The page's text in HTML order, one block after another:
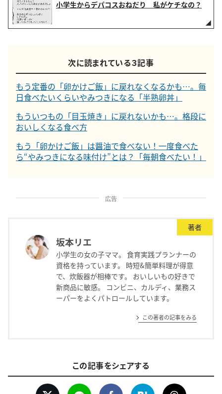
小学生からデパコスおねだり 私がケチなの？
次に読まれている３記事
もう定番の「卵かけご飯」に戻れなくなるかも…。毎
日食べたいくらいやみつきになる「半熟卵丼」
もういつもの「目玉焼き」に戻れないかも…。格段に
おいしくなる食べ方
もう「卵かけご飯」は醤油で食べない！一度食べた
ら“やみつきになる味付け”とは？「毎朝食べたい！」
広告
著者
坂本リエ
小学生の女の子ママ。 食育実践プランナーの
資格を持っています。 時短&簡単料理が得意
で、炊飯器が相棒です。 おいしいもの好きで
新商品に敏感。 コンビニ、カルディ、業務ス
ーパーをよくパトロールしています。
この著者の記事をみる
この記事をシェアする